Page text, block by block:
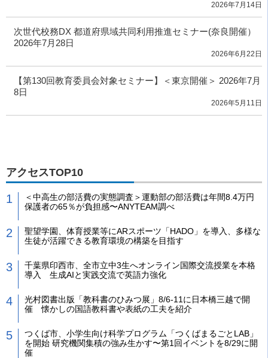
2026年7月14日
次世代校務DX 都道府県域共同利用推進セミナー(奈良開催）
2026年7月28日
2026年6月22日
【第130回教育委員会対象セミナー】＜東京開催＞ 2026年7月
8日
2026年5月11日
アクセスTOP10
＜中高生の部活費の実態調査＞運動部の部活費は年間8.4万円
保護者の65％が負担感〜ANYTEAM調べ
聖望学園、体育授業等にARスポーツ「HADO」を導入、多様な
生徒が活躍できる教育環境の構築を目指す
千葉県印西市、全市立中3生へオンライン国際交流授業を本格
導入 生成AIと実践交流で英語力強化
光村図書出版「教科書のひみつ展」8/6-11に日本橋三越で開
催 懐かしの国語教科書や表紙の工夫を紹介
つくば市、小学生向け科学プログラム「つくばまるごとLAB」
を開始 研究機関集積の強み生かす〜第1回イベントを8/29に開
催